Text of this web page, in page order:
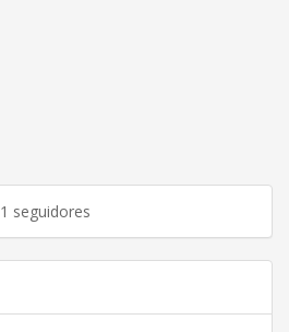
1 seguidores